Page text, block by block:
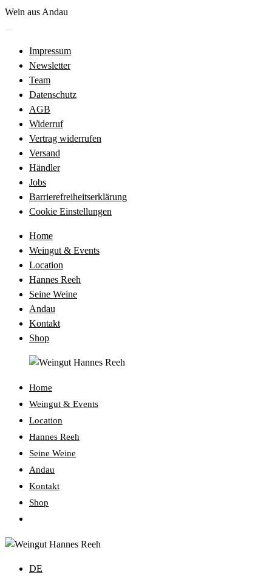
Zum
Wein aus Andau
Impressum
Newsletter
Team
Datenschutz
AGB
Widerruf
Vertrag widerrufen
Versand
Händler
Jobs
Barrierefreiheitserklärung
Cookie Einstellungen
Home
Weingut & Events
Location
Hannes Reeh
Seine Weine
Andau
Kontakt
Shop
Home
Weingut & Events
Location
Hannes Reeh
Seine Weine
Andau
Kontakt
Shop
umschalten
DE